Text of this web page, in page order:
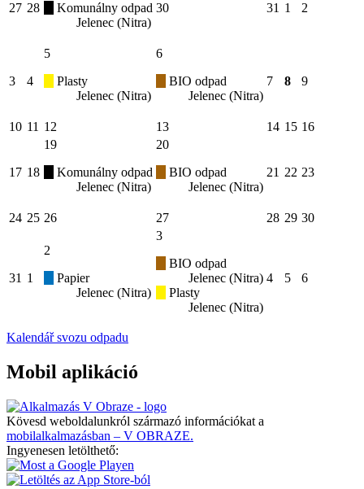
27 28
Komunálny odpad
Jelenec (Nitra)
30 31 1 2
3 4
5
Plasty
Jelenec (Nitra)
6
BIO odpad
Jelenec (Nitra)
7 8 9
10 11 12 13 14 15 16
17 18
19
Komunálny odpad
Jelenec (Nitra)
20
BIO odpad
Jelenec (Nitra)
21 22 23
24 25 26 27 28 29 30
31 1
2
Papier
Jelenec (Nitra)
3
BIO odpad
Jelenec (Nitra)
Plasty
Jelenec (Nitra)
4 5 6
Kalendář svozu odpadu
Mobil aplikáció
Kövesd weboldalunkról származó információkat a
mobilalkalmazásban – V OBRAZE.
Ingyenesen letölthető: